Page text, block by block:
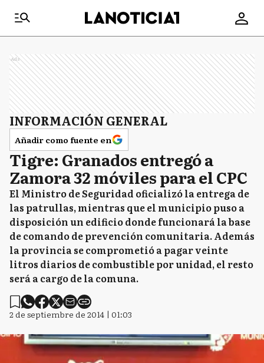
Ads
INFORMACIÓN GENERAL
Añadir como fuente en
Tigre: Granados entregó a
Zamora 32 móviles para el CPC
El Ministro de Seguridad oficializó la entrega de
las patrullas, mientras que el municipio puso a
disposición un edificio donde funcionará la base
de comando de prevención comunitaria. Además
la provincia se comprometió a pagar veinte
litros diarios de combustible por unidad, el resto
será a cargo de la comuna.
2 de septiembre de 2014 | 01:03